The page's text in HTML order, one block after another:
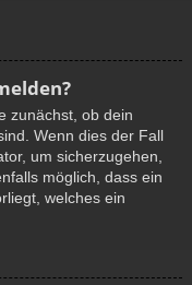
zunächst, ob dein
Wenn dies der Fall
um sicherzugehen,
möglich, dass ein
welches ein